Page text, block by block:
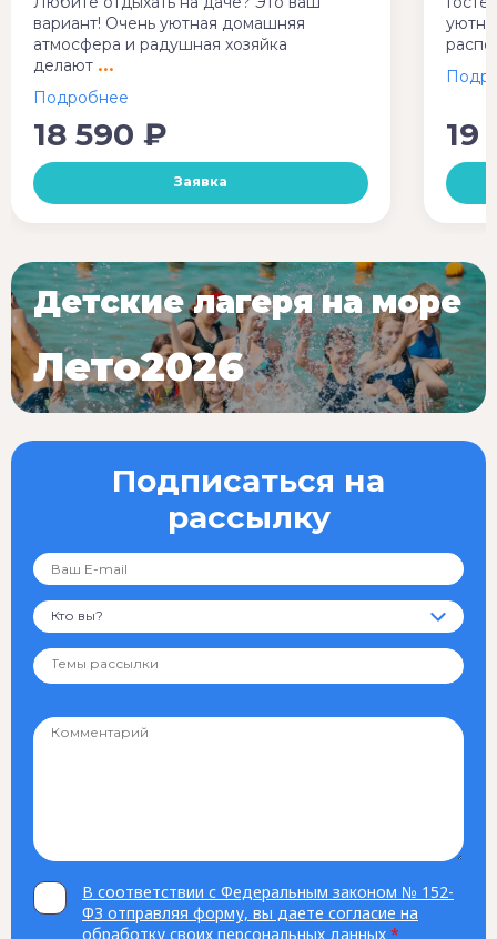
вариант! Очень уютная домашняя
атмосфера и радушная хозяйка
делают
18 590 ₽
Заявка
19
Подписаться на
рассылку
Кто вы?
В соответствии с Федеральным законом № 152-
ФЗ отправляя форму, вы даете согласие на
обработку своих персональных данных *
Детские лагеря на море
Лето2026